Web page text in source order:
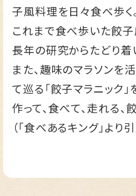
子風料理を日々食べ歩く
これまで食べ歩いた餃
長年の研究からたどり着
また、趣味のマラソンを
て巡る「餃子マラニック」
作って、食べて、走れる
（「食べあるキング」より引